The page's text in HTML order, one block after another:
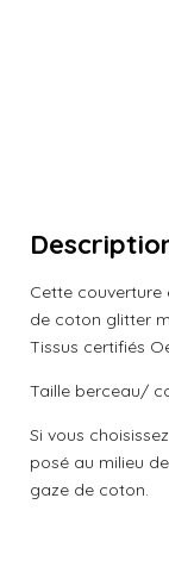
Cette
de coton glitter
Tissus certifiés
Taille berceau/
Si vous
posé au milieu
gaze de coton.